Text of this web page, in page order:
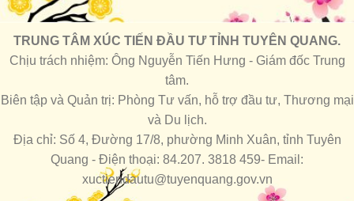
TRUNG TÂM XÚC TIẾN ĐẦU TƯ TỈNH TUYÊN QUANG.
Chịu trách nhiệm: Ông Nguyễn Tiến Hưng - Giám đốc Trung
tâm.
Biên tập và Quản trị: Phòng Tư vấn, hỗ trợ đầu tư, Thương mại
và Du lịch.
Địa chỉ: Số 4, Đường 17/8, phường Minh Xuân, tỉnh Tuyên
Quang - Điện thoại: 84.207. 3818 459- Email:
xuctiendautu@tuyenquang.gov.vn